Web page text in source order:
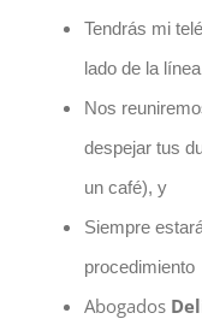
Tendrás mi
lado de la
Nos
despejar tus
un café), y
Siempre
procedimiento
Abogados